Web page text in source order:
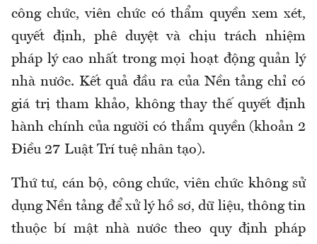
công chức, viên chức có thẩm quyền xem xét,
quyết định, phê duyệt và chịu trách nhiệm
pháp lý cao nhất trong mọi hoạt động quản lý
nhà nước. Kết quả đầu ra của Nền tảng chỉ có
giá trị tham khảo, không thay thế quyết định
hành chính của người có thẩm quyền (khoản 2
Điều 27 Luật Trí tuệ nhân tạo).
Thứ tư, cán bộ, công chức, viên chức không sử
dụng Nền tảng để xử lý hồ sơ, dữ liệu, thông tin
thuộc bí mật nhà nước theo quy định pháp